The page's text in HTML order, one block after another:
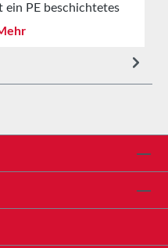
ein PE beschichtetes